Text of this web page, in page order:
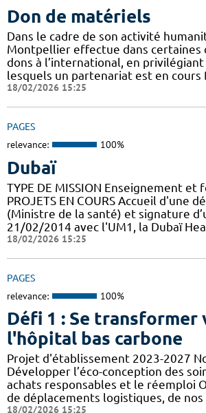
Don de matériels
Dans le cadre de son activité
Montpellier effectue dans certaines
dons à l’international, en privilégiant
lesquels un partenariat est en cours
18/02/2026 15:25
PAGES
relevance: 100%
Dubaï
TYPE DE MISSION Enseignement et
PROJETS EN COURS Accueil d'une
(Ministre de la santé) et signature
21/02/2014 avec l'UM1, la Dubaï
18/02/2026 15:25
PAGES
relevance: 100%
Défi 1 : Se transformer
l'hôpital bas carbone
Projet d'établissement 2023-2027
Développer l’éco-conception des
achats responsables et le réemploi
de déplacements logistiques, de
18/02/2026 15:25